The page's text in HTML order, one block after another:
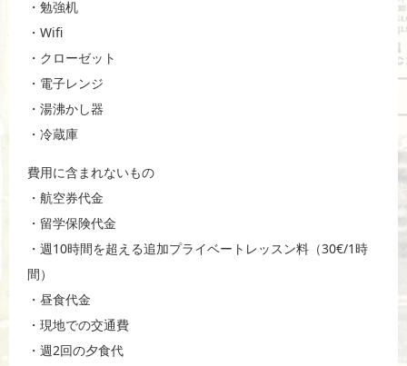
・勉強机
・Wifi
・クローゼット
・電子レンジ
・湯沸かし器
・冷蔵庫
費用に含まれないもの
・航空券代金
・留学保険代金
・週10時間を超える追加プライベートレッスン料（30€/1時
間）
・昼食代金
・現地での交通費
・週2回の夕食代